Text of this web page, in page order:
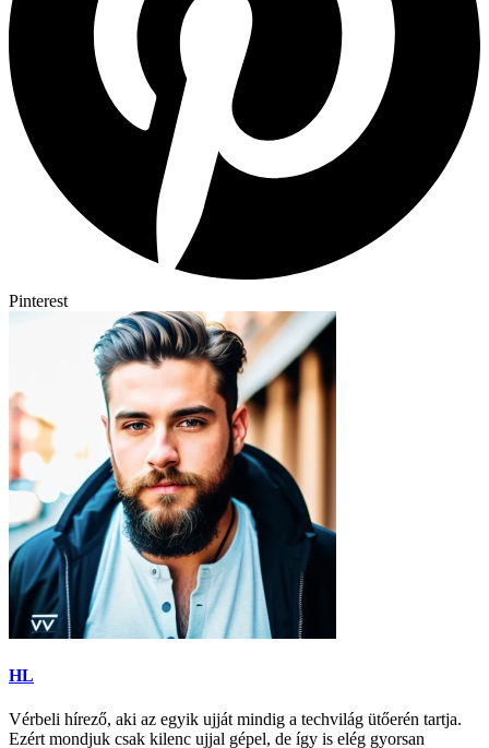
Pinterest
HL
Vérbeli hírező, aki az egyik ujját mindig a techvilág ütőerén tartja.
Ezért mondjuk csak kilenc ujjal gépel, de így is elég gyorsan